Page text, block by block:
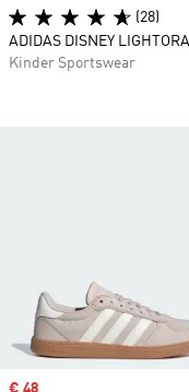
Sale price
€ 48
(28)
ADIDAS DISNEY
Kinder Sportswear